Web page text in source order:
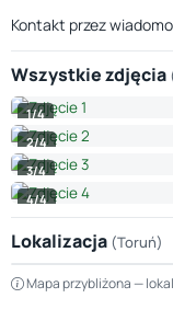
Kontakt przez
Wszystkie zdjęcia
1/4
2/4
3/4
4/4
Lokalizacja (Toruń)
+
Mapa przybliżona —